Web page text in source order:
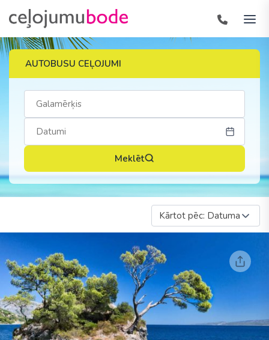
AUTOBUSU CEĻOJUMI
Meklēt
Kārtot pēc: Datuma